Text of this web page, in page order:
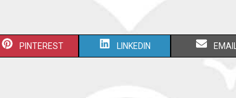
PINTEREST LINKEDIN EMAIL